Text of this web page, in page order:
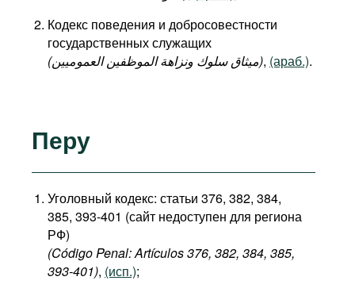
Кодекс поведения и добросовестности
государственных служащих
(میثاق سلوك ونزاهة الموظفين العموميين), (араб.).
Перу
Уголовный кодекс: статьи 376, 382, 384,
385, 393-401 (сайт недоступен для региона
РФ)
(Código Penal: Artículos 376, 382, 384, 385,
393-401​), (исп.);